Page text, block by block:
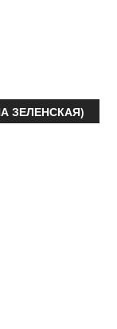
ЗЕЛЕНСКАЯ)